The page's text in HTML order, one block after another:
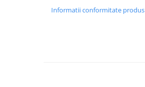
Informatii conformitate produs